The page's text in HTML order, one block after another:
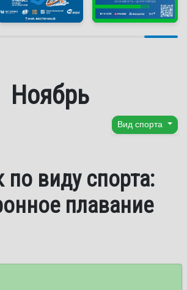
Ноябрь
Вид спорта
по виду спорта:
плавание